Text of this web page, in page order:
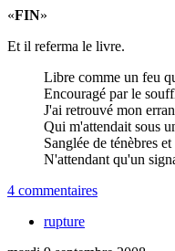
FIN
Et il referma le livre.
Libre comme un feu
Encouragé par le
J'ai retrouvé mon
Qui m'attendait sous
Sanglée de ténèbres
N'attendant qu'un
4 commentaires
rupture